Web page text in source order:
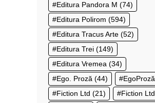
Editura Pandora M (74)
Editura Polirom (594)
Editura Tracus Arte (52)
Editura Trei (149)
Editura Vremea (34)
Ego. Proză (44) EgoProză
Fiction Ltd (21) Fiction Ltd.